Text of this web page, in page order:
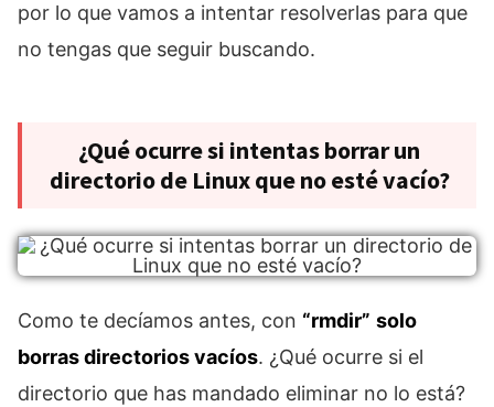
por lo que vamos a intentar resolverlas para que
no tengas que seguir buscando.
¿Qué ocurre si intentas borrar un
directorio de Linux que no esté vacío?
Como te decíamos antes, con “rmdir” solo
borras directorios vacíos. ¿Qué ocurre si el
directorio que has mandado eliminar no lo está?